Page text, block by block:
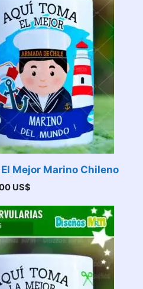
Mejor Marino Chileno
US$